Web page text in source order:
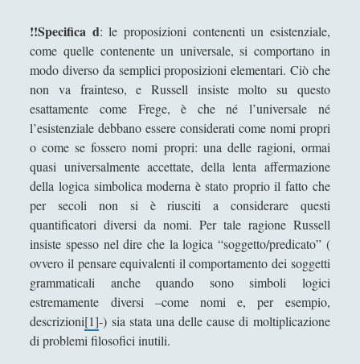
Roland Barthes e la moda che atrofizza ogni
variazione di stile (dal sigillo del "gangster" al
nomignolo del ciclista)
Scrivere di filosofia - Letteratura e filosofia a
confronto
Storie del Novecento - Il mondo diviso tra destra
Studiare filosofia all'Università?
Un gioco editoriale di Jean-Paul Sartre: la finzione
filologica de ‘La Nausea’
Un tappeto volante alla stireria del respiro, se il
ventaglio rinfresca di sciami
Un velo, occhi, mento, un vestito, mani, vivi in
eterno per virtù della croce della sezione aurea,
tutto questo è la Gioconda di Leonardo
!!Specifica d: le proposizioni contenenti un esistenziale,
come quelle contenente un universale, si comportano in
modo diverso da semplici proposizioni elementari. Ciò che
non va frainteso, e Russell insiste molto su questo
esattamente come Frege, è che né l’universale né
l’esistenziale debbano essere considerati come nomi propri
o come se fossero nomi propri: una delle ragioni, ormai
quasi universalmente accettate, della lenta affermazione
della logica simbolica moderna è stato proprio il fatto che
per secoli non si è riusciti a considerare questi
quantificatori diversi da nomi. Per tale ragione Russell
insiste spesso nel dire che la logica “soggetto/predicato” (
ovvero il pensare equivalenti il comportamento dei soggetti
grammaticali anche quando sono simboli logici
estremamente diversi –come nomi e, per esempio,
descrizioni[1]-) sia stata una delle cause di moltiplicazione
di problemi filosofici inutili.